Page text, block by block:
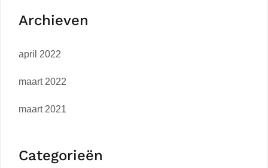
Archieven
april 2022
maart 2022
maart 2021
Categorieën